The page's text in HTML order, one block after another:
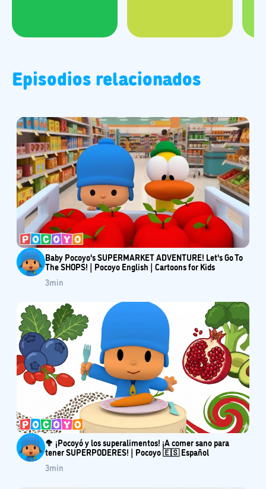
Episodios relacionados
Baby Pocoyo's SUPERMARKET ADVENTURE! Let's Go To
The SHOPS! | Pocoyo English | Cartoons for Kids
3min
🥦 ¡Pocoyó y los superalimentos! ¡A comer sano para
tener SUPERPODERES! | Pocoyo 🇪🇸 Español
3min